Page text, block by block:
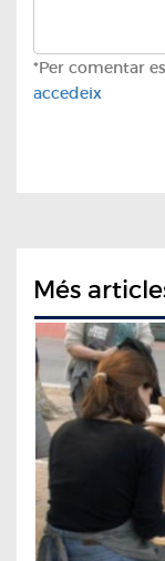
*Per comentar
accedeix
Més